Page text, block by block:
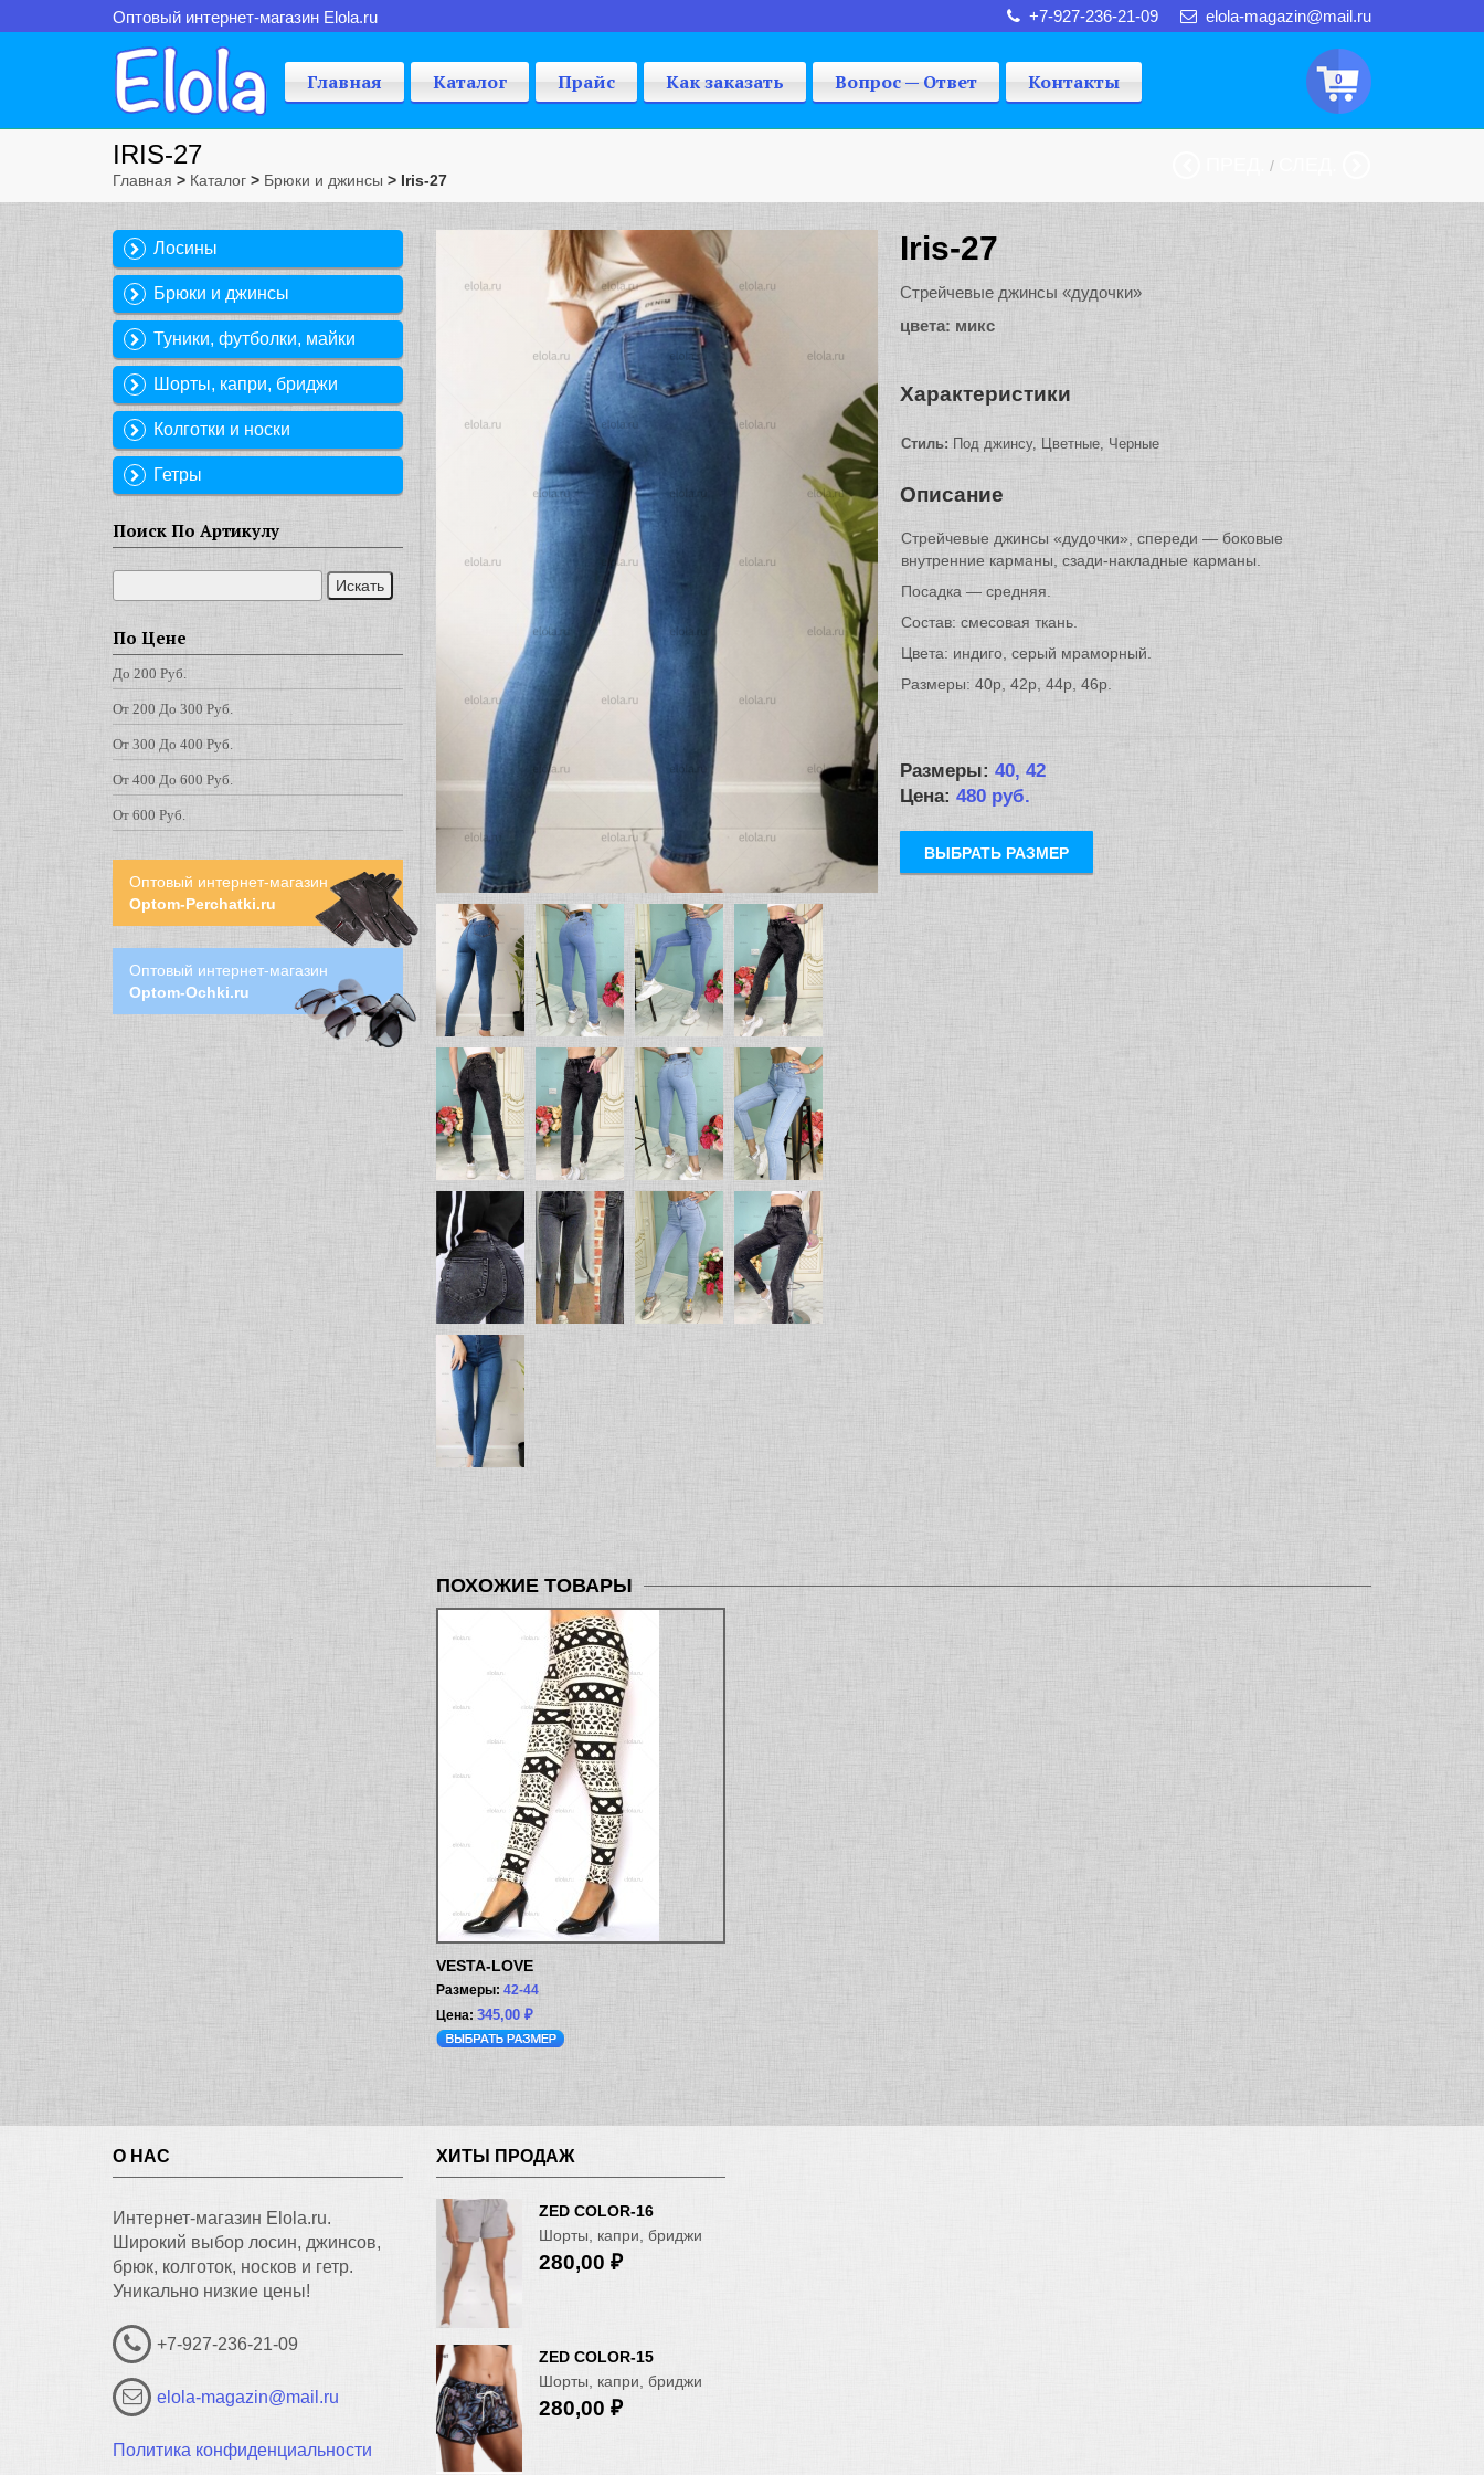
Оптовый интернет-магазин Elola.ru +7-927-236-21-09 elola-magazin@mail.ru
0
Главная Каталог Прайс Как заказать Вопрос — Ответ Контакты
IRIS-27
Главная > Каталог > Брюки и джинсы > Iris-27
/
Iris-27
Стрейчевые джинсы «дудочки»
цвета: микс
Характеристики
Стиль: Под джинсу, Цветные, Черные
Описание
Стрейчевые джинсы «дудочки», спереди — боковые
внутренние карманы, сзади-накладные карманы.
Посадка — средняя.
Состав: смесовая ткань.
Цвета: индиго, серый мраморный.
Размеры: 40р, 42р, 44р, 46р.
Размеры: 40, 42
Цена: 480 руб.
ВЫБРАТЬ РАЗМЕР
ПОХОЖИЕ ТОВАРЫ
VESTA-LOVE
Размеры: 42-44
345,00 ₽
Лосины
Брюки и джинсы
Туники, футболки, майки
Шорты, капри, бриджи
Колготки и носки
Гетры
Поиск По Артикулу
По Цене
До 200 Руб.
От 200 До 300 Руб.
От 300 До 400 Руб.
От 400 До 600 Руб.
От 600 Руб.
Оптовый интернет-магазин
Optom-Perchatki.ru
Оптовый интернет-магазин
Optom-Ochki.ru
О НАС
Интернет-магазин Elola.ru.
Широкий выбор лосин, джинсов,
брюк, колготок, носков и гетр.
Уникально низкие цены!
+7-927-236-21-09
elola-magazin@mail.ru
Политика конфиденциальности
ХИТЫ ПРОДАЖ
ZED COLOR-16
Шорты, капри, бриджи
280,00 ₽
ZED COLOR-15
Шорты, капри, бриджи
280,00 ₽